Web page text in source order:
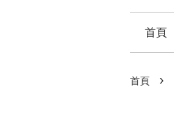
首頁
首頁 ›